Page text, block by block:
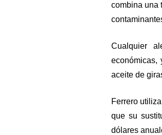
combina una
Cualquier
económicas,
aceite de
Ferrero
que su
dólares